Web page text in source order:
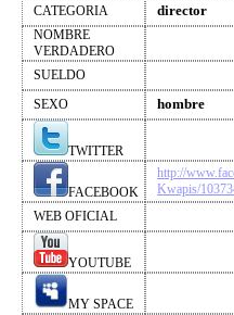
CATEGORIA director
NOMBRE
VERDADERO
SUELDO
SEXO
hombre
TWITTER
FACEBOOK
http://
Kwapis/
WEB OFICIAL
YOUTUBE
MY SPACE